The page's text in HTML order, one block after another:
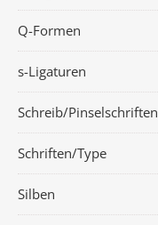
Q-Formen
s-Ligaturen
Schreib/Pinselschriften
Schriften/Type
Silben